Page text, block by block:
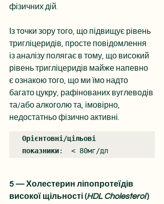
фізичних дій.
Із точки зору того, що підвищує рівень
тригліцеридів, просте повідомлення
із аналізу полягає в тому, що високий
рівень тригліцеридів майже напевно
є ознакою того, що ми їмо надто
багато цукру, рафінованих вуглеводів
та/або алкоголю та, імовірно,
недостатньо фізично активні.
Орієнтовні/цільові
показники:  < 80мг/дл
5 — Холестерин ліпопротеїдів
високої щільності (HDL Cholesterol )